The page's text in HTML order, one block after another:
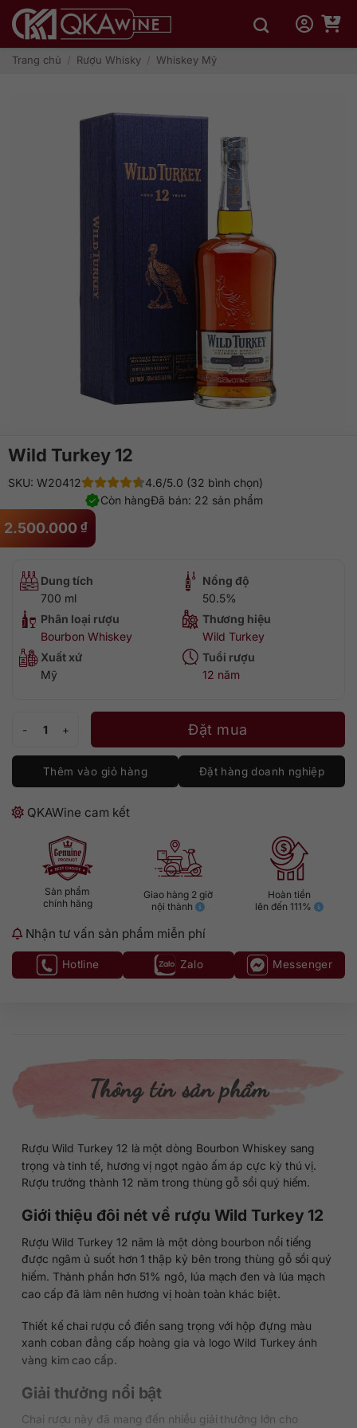
qua
dungTrang chủ / Rượu Whisky / Whiskey Mỹ
Wild Turkey 12
2.500.000 ₫
SKU: W20412
4.6/5.0 (32 bình chọn)
Đã bán: 22 sản phẩm
Còn hàng
Dung tích
700 ml
Nồng độ
50.5%
Phân loại rượu
Bourbon Whiskey
Thương hiệu
Wild Turkey
Xuất xứ
Mỹ
Tuổi rượu
12 năm
Đặt mua
Thêm vào giỏ hàng Đặt hàng doanh nghiệp
QKAWine cam kết
Sản phẩm
chính hãng
Giao hàng 2 giờ
nội thành
Hoàn tiền
lên đến 111%
Nhận tư vấn sản phẩm miễn phí
Hotline Zalo Messenger
Thông tin sản phẩm
Rượu Wild Turkey 12 là một dòng Bourbon Whiskey sang
trọng và tinh tế, hương vị ngọt ngào ấm áp cực kỳ thú vị.
Rượu trưởng thành 12 năm trong thùng gỗ sồi quý hiếm.
Giới thiệu đôi nét về rượu Wild Turkey 12
Rượu Wild Turkey 12 năm là một dòng bourbon nổi tiếng
được ngâm ủ suốt hơn 1 thập kỷ bên trong thùng gỗ sồi quý
hiếm. Thành phần hơn 51% ngô, lúa mạch đen và lúa mạch
cao cấp đã làm nên hương vị hoàn toàn khác biệt.
Thiết kế chai rượu cổ điển sang trọng với hộp đựng màu
xanh coban đẳng cấp hoàng gia và logo Wild Turkey ánh
vàng kim cao cấp.
Giải thưởng nổi bật
Chai rượu này đã mang đến nhiều giải thưởng lớn cho